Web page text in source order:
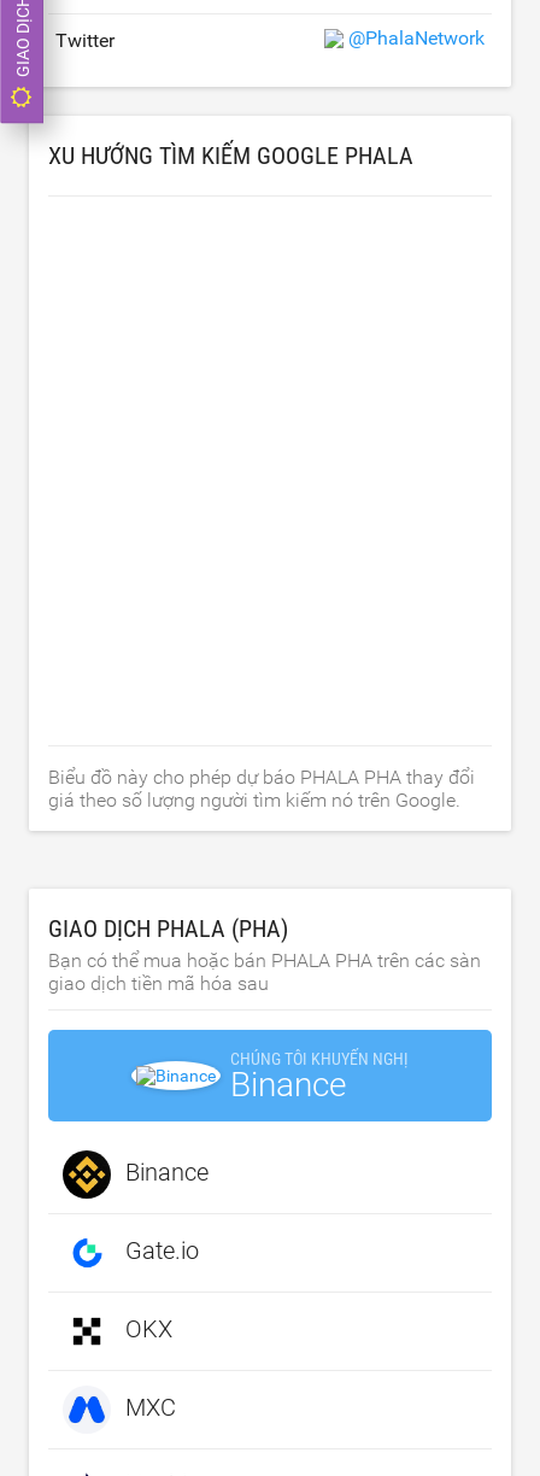
Twitter @PhalaNetwork
XU HƯỚNG TÌM KIẾM GOOGLE PHALA
Biểu đồ này cho phép dự báo PHALA PHA thay đổi
giá theo số lượng người tìm kiếm nó trên Google.
GIAO DỊCH PHALA (PHA)
Bạn có thể mua hoặc bán PHALA PHA trên các sàn
giao dịch tiền mã hóa sau
CHÚNG TÔI KHUYẾN NGHỊ
Binance
Binance
Gate.io
OKX
MXC